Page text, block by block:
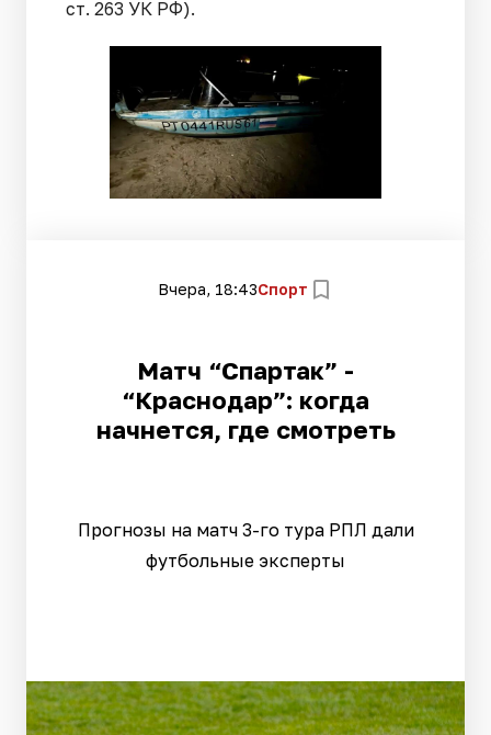
ст. 263 УК РФ).
Вчера, 18:43Спорт
Матч “Спартак” -
“Краснодар”: когда
начнется, где смотреть
Прогнозы на матч 3-го тура РПЛ дали
футбольные эксперты